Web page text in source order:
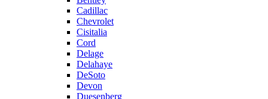
Cadillac
Chevrolet
Cisitalia
Cord
Delage
Delahaye
DeSoto
Devon
Duesenberg